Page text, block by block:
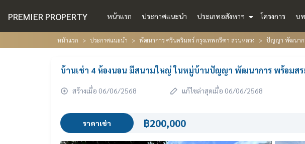
PREMIER PROPERTY หน้าแรก ประกาศแนะนำ ประเภทอสังหาฯ โครงการ บ
หน้าแรก ประกาศแนะนำ พัฒนาการ ศรีนครินทร์ กรุงเทพกรีฑา สวนหลวง ปัญญา พัฒนาก
บ้านเช่า 4 ห้องนอน มีสนามใหญ่ ในหมู่บ้านปัญญา พัฒนาการ พร้อมสร
สร้างเมื่อ 06/06/2568 แก้ไขล่าสุดเมื่อ 06/06/2568
ราคาเช่า ฿200,000